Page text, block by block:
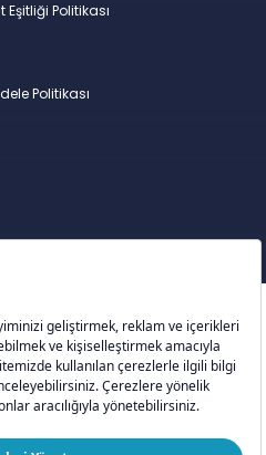
Politikası
Politikası
Prozon markası ve
Çözümleri Anonim
Limited Şirketi’nin
şirketidir.